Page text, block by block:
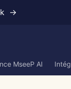
→
MseeP AI